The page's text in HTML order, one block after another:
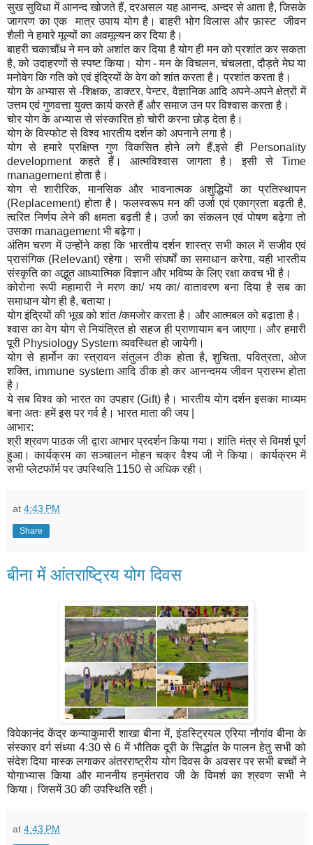
सुख सुविधा में आनन्द खोजते हैं, दरअसल यह आनन्द, अन्दर से आता है, जिसके
जागरण का एक मात्र उपाय योग है। बाहरी भोग विलास और फ़ास्ट जीवन
शैली ने हमारे मूल्यों का अवमूल्यन कर दिया है।
बाहरी चकाचौंध ने मन को अशांत कर दिया है योग ही मन को प्रशांत कर सकता
है, को उदाहरणों से स्पष्ट किया। योग - मन के विचलन, चंचलता, दौड़ते मेघ या
मनोवेग कि गति को एवं इंद्रियों के वेग को शांत करता है। प्रशांत करता है।
योग के अभ्यास से -शिक्षक, डाक्टर, पेन्टर, वैज्ञानिक आदि अपने-अपने क्षेत्रों में
उत्तम एवं गुणवत्ता युक्त कार्य करते हैं और समाज उन पर विश्वास करता है।
चोर योग के अभ्यास से संस्कारित हो चोरी करना छोड़ देता है।
योग के विस्फोट से विश्व भारतीय दर्शन को अपनाने लगा है।
योग से हमारे प्रक्षिप्त गुण विकसित होने लगे हैं,इसे ही Personality
development कहते हैं। आत्मविश्वास जागता है। इसी से Time
management होता है।
योग से शारीरिक, मानसिक और भावनात्मक अशुद्धियों का प्रतिस्थापन
(Replacement) होता है। फलस्वरूप मन की उर्जा एवं एकाग्रता बढ़ती है,
त्वरित निर्णय लेने की क्षमता बढ़ती है। उर्जा का संकलन एवं पोषण बढ़ेगा तो
उसका management भी बढ़ेगा।
अंतिम चरण में उन्होंने कहा कि भारतीय दर्शन शास्त्र सभी काल में सजीव एवं
प्रासंगिक (Relevant) रहेगा। सभी संघर्षों का समाधान करेगा, यही भारतीय
संस्कृति का अद्भुत आध्यात्मिक विज्ञान और भविष्य के लिए रक्षा कवच भी है।
कोरोना रूपी महामारी ने मरण का/ भय का/ वातावरण बना दिया है सब का
समाधान योग ही है, बताया।
योग इंद्रियों की भूख को शांत /कमजोर करता है। और आत्मबल को बढ़ाता है।
श्वास का वेग योग से नियंत्रित हो सहज ही प्राणायाम बन जाएगा। और हमारी
पूरी Physiology System व्यवस्थित हो जायेगी।
योग से हार्मोन का स्त्रावन संतुलन ठीक होता है, शुचिता, पवित्रता, ओज
शक्ति, immune system आदि ठीक हो कर आनन्दमय जीवन प्रारम्भ होता
है।
ये सब विश्व को भारत का उपहार (Gift) है। भारतीय योग दर्शन इसका माध्यम
बना अतः हमें इस पर गर्व है। भारत माता की जय |
आभार:
श्री श्रवण पाठक जी द्वारा आभार प्रदर्शन किया गया। शांति मंत्र से विमर्श पूर्ण
हुआ। कार्यक्रम का सञ्चालन मोहन चक्र वैश्य जी ने किया। कार्यक्रम में
सभी प्लेटफॉर्म पर उपस्थिति 1150 से अधिक रही।
at 4:43 PM
Share
बीना में आंतराष्ट्रिय योग दिवस
विवेकानंद केंद्र कन्याकुमारी शाखा बीना में, इंडस्ट्रियल एरिया नौगांव बीना के
संस्कार वर्ग संध्या 4:30 से 6 में भौतिक दूरी के सिद्धांत के पालन हेतु सभी को
संदेश दिया मास्क लगाकर अंतरराष्ट्रीय योग दिवस के अवसर पर सभी बच्चों ने
योगाभ्यास किया और माननीय हनुमंतराव जी के विमर्श का श्रवण सभी ने
किया। जिसमें 30 की उपस्थिति रही।
at 4:43 PM